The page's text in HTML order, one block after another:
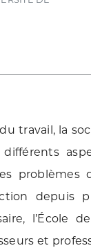
travail, la
problèmes
depuis
l’École
et